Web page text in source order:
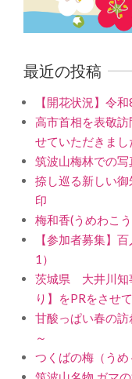
最近の投稿
【開花状況】令
高市首相を表敬
せていただきまし
筑波山梅林での
捺し巡る新しい
印
梅和香(うめわこ
【参加者募集】
1）
茨城県 大井川知
り】をPRをさせ
甘酸っぱい春の
～
つくばの梅（う